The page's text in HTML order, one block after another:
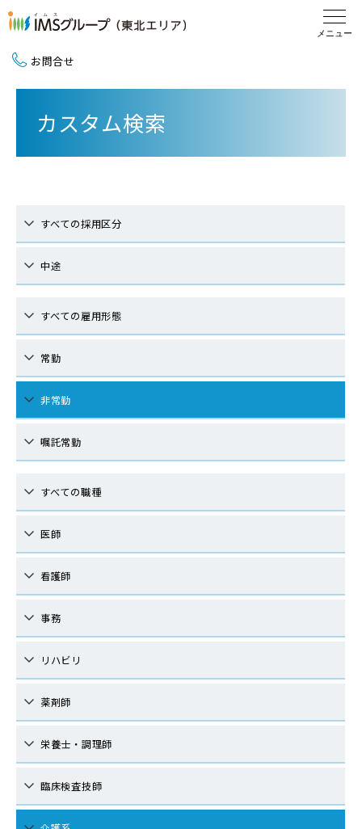
お問合せ
カスタム検索
すべての採用区分
中途
すべての雇用形態
常勤
非常勤
嘱託常勤
すべての職種
医師
看護師
事務
リハビリ
薬剤師
栄養士・調理師
臨床検査技師